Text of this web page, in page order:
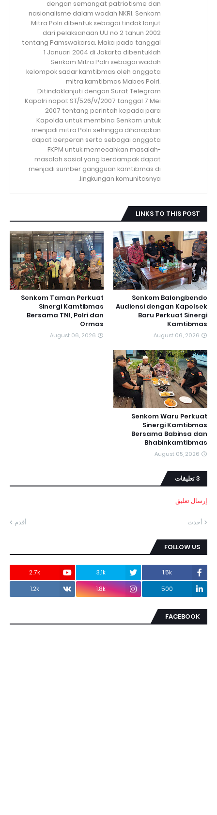
dengan semangat patriotisme dan
nasionalisme dalam wadah NKRI. Senkom
Mitra Polri dibentuk sebagai tindak lanjut
dari pelaksanaan UU no 2 tahun 2002
tentang Pamswakarsa. Maka pada tanggal
1 Januari 2004 di Jakarta dibentuklah
Senkom Mitra Polri sebagai wadah
kelompok sadar kamtibmas oleh anggota
mitra kamtibmas Mabes Polri.
Ditindaklanjuti dengan Surat Telegram
Kapolri nopol: ST/526/V/2007 tanggal 7 Mei
2007 tentang perintah kepada para
Kapolda untuk membina Senkom untuk
menjadi mitra Polri sehingga diharapkan
dapat berperan serta sebagai anggota
FKPM untuk memecahkan masalah-
masalah sosial yang berdampak dapat
menjadi sumber gangguan kamtibmas di
lingkungan komunitasnya.
LINKS TO THIS POST
Senkom Balongbendo
Audiensi dengan Kapolsek
Baru Perkuat Sinergi
Kamtibmas
August 06, 2026
Senkom Taman Perkuat
Sinergi Kamtibmas
Bersama TNI, Polri dan
Ormas
August 06, 2026
Senkom Waru Perkuat
Sinergi Kamtibmas
Bersama Babinsa dan
Bhabinkamtibmas
August 05, 2026
3 تعليقات
إرسال تعليق
أحدث أقدم
FOLLOW US
1.5k
3.1k
2.7k
500
1.8k
1.2k
FACEBOOK